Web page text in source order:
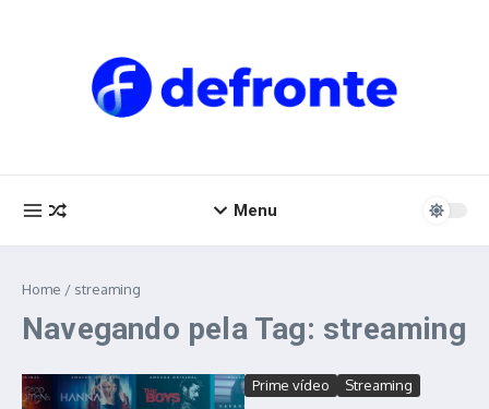
Menu
Home / streaming
Navegando pela Tag: streaming
Prime vídeo Streaming